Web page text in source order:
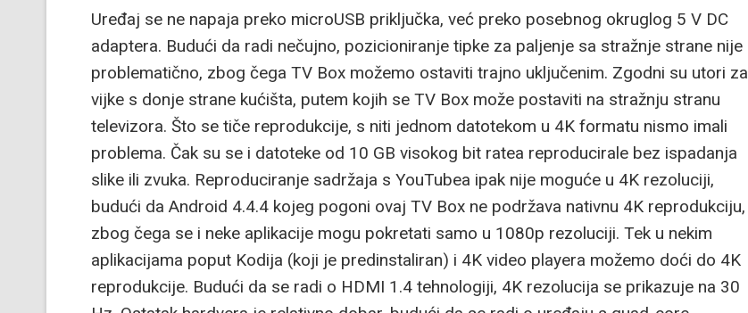
Uređaj se ne napaja preko microUSB priključka, već preko posebnog okruglog 5 V DC
adaptera. Budući da radi nečujno, pozicioniranje tipke za paljenje sa stražnje strane nije
problematično, zbog čega TV Box možemo ostaviti trajno uključenim. Zgodni su utori za
vijke s donje strane kućišta, putem kojih se TV Box može postaviti na stražnju stranu
televizora. Što se tiče reprodukcije, s niti jednom datotekom u 4K formatu nismo imali
problema. Čak su se i datoteke od 10 GB visokog bit ratea reproducirale bez ispadanja
slike ili zvuka. Reproduciranje sadržaja s YouTubea ipak nije moguće u 4K rezoluciji,
budući da Android 4.4.4 kojeg pogoni ovaj TV Box ne podržava nativnu 4K reprodukciju,
zbog čega se i neke aplikacije mogu pokretati samo u 1080p rezoluciji. Tek u nekim
aplikacijama poput Kodija (koji je predinstaliran) i 4K video playera možemo doći do 4K
reprodukcije. Budući da se radi o HDMI 1.4 tehnologiji, 4K rezolucija se prikazuje na 30